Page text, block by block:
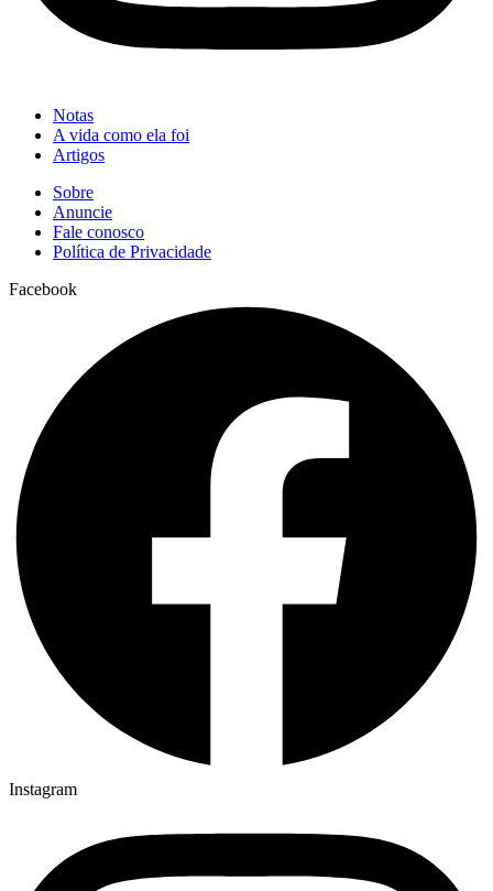
Notas
A vida como ela foi
Artigos
Sobre
Anuncie
Fale conosco
Política de Privacidade
Facebook
Instagram